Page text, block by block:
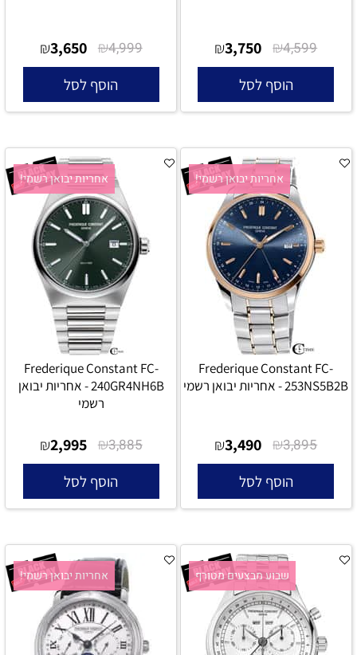
₪4,599
₪3,750
הוסף לסל
₪4,999
₪3,650
הוסף לסל
אחריות יבואן רשמי!
Frederique Constant FC-
253NS5B2B - אחריות יבואן רשמי
₪3,895
₪3,490
הוסף לסל
אחריות יבואן רשמי!
Frederique Constant FC-
240GR4NH6B - אחריות יבואן
רשמי
₪3,885
₪2,995
הוסף לסל
שבוע מבצעים מטורף אחריות יבואן רשמי!